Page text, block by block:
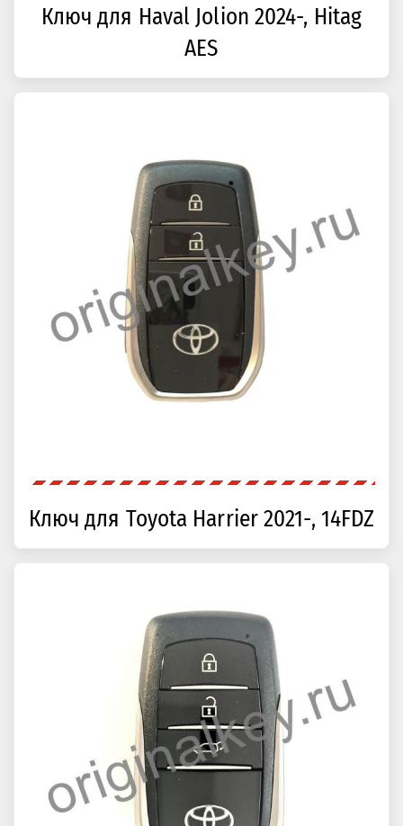
Ключ для Haval Jolion 2024-, Hitag
AES
Ключ для Toyota Harrier 2021-, 14FDZ